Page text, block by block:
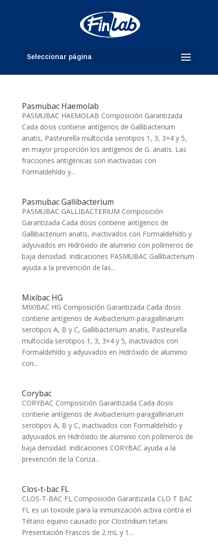
Seleccionar página
Pasmubac Haemolab
PASMUBAC HAEMOLAB Composición Garantizada
Cada dosis contiene antígenos de Gallibacterium
anatis, Pasteurella multocida serotipos 1, 3, 3×4 y 5,
en mayor proporción los antígenos de G. anatis. Las
fracciones antigénicas son inactivadas con
Formaldehído y...
Pasmubac Gallibacterium
PASMUBAC GALLIBACTERIUM Composición
Garantizada Cada dosis contiene antígenos de
Gallibacterium anatis, inactivados con Formaldehído y
adyuvados en Hidróxido de aluminio con polímeros de
baja densidad. Indicaciones PASMUBAC Gallibacterium
ayuda a la prevención de las...
Mixibac HG
MIXIBAC HG Composición Garantizada Cada dosis
contiene antígenos de Avibacterium paragallinarum
serotipos A, B y C, Gallibacterium anatis, Pasteurella
multocida serotipos 1, 3, 3×4 y 5, inactivados con
Formaldehído y adyuvados en Hidróxido de aluminio
con...
Corybac
CORYBAC Composición Garantizada Cada dosis
contiene antígenos de Avibacterium paragallinarum
serotipos A, B y C, inactivados con Formaldehído y
adyuvados en Hidróxido de aluminio con polímeros de
baja densidad. Indicaciones CORYBAC ayuda a la
prevención de la Coriza...
Clos-t-bac FL
CLOS-T-BAC FL Composición Garantizada CLO T BAC
FL es un toxoide para la inmunización activa contra el
Tétano equino causado por Clostridium tetani.
Presentación Frascos de 2 mL y 1...